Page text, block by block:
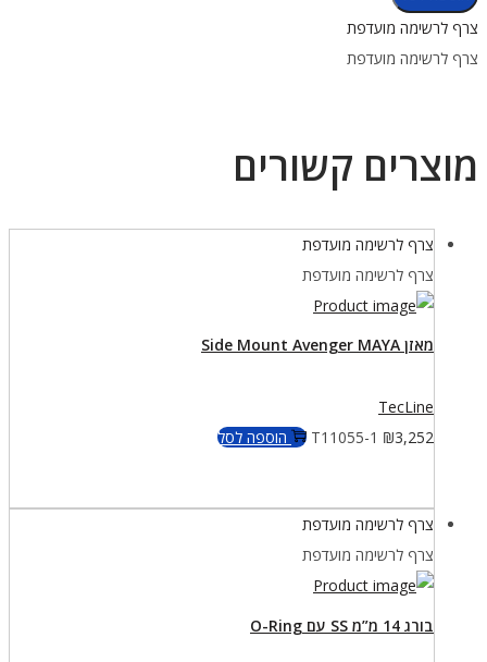
סט
מאזן
אחד
מתכווננת
צרף לרשימה מועדפת
צרף לרשימה מועדפת
מוצרים קשורים
צרף לרשימה מועדפת
צרף לרשימה מועדפת
מאזן Side Mount Avenger MAYA
TecLine
T11055-1 ₪3,252 הוספה לסל
צרף לרשימה מועדפת
צרף לרשימה מועדפת
בורג 14 מ”מ SS עם O-Ring